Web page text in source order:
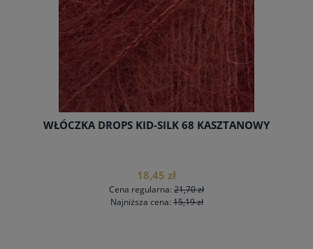
WŁÓCZKA DROPS MERINO EXTRA FINE MIX 07
13,69 zł
Cena regularna: 16,10 zł
Najniższa cena:13,69 zł